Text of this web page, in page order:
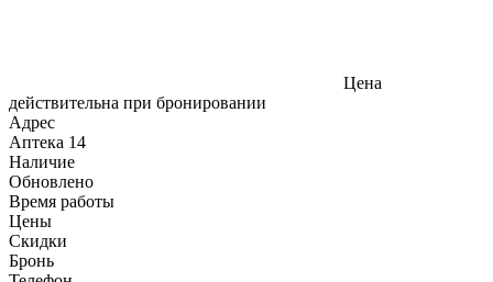
Цена
действительна при бронировании
Адрес
Аптека 14
Наличие
Обновлено
Время работы
Цены
Скидки
Бронь